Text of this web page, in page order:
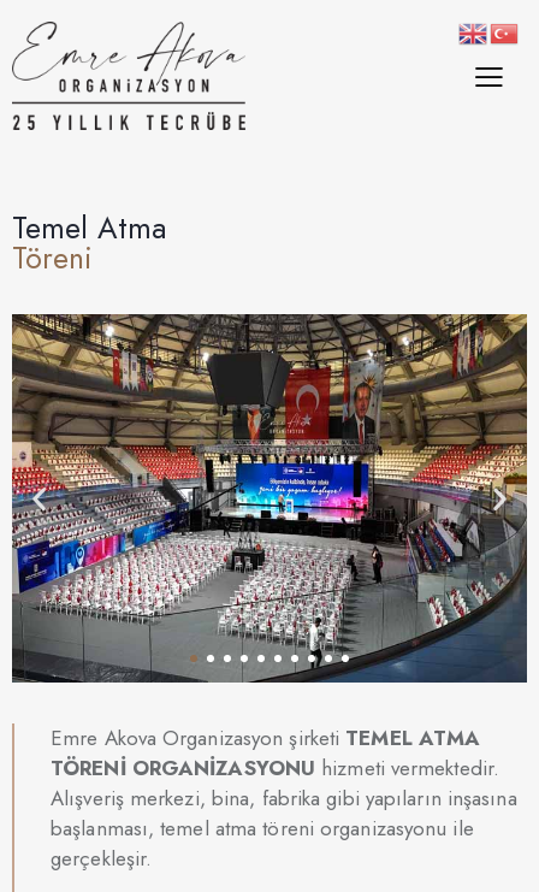
Temel Atma
Töreni
Emre Akova Organizasyon şirketi TEMEL ATMA
TÖRENİ ORGANİZASYONU hizmeti vermektedir.
Alışveriş merkezi, bina, fabrika gibi yapıların inşasına
başlanması, temel atma töreni organizasyonu ile
gerçekleşir.